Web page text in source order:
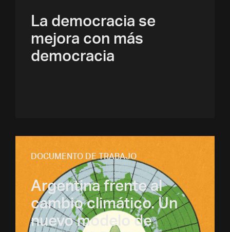
La democracia se
mejora con más
democracia
DOCUMENTO DE TRABAJO
Argentina frente al
cambio climático. Un
nuevo modelo de